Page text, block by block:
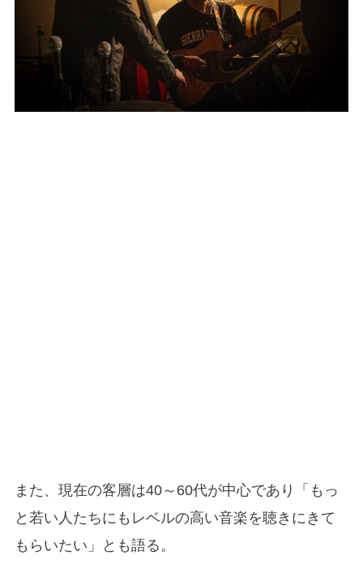
また、現在の客層は40～60代が中心であり「もっ
と若い人たちにもレベルの高い音楽を聴きにきて
もらいたい」とも語る。